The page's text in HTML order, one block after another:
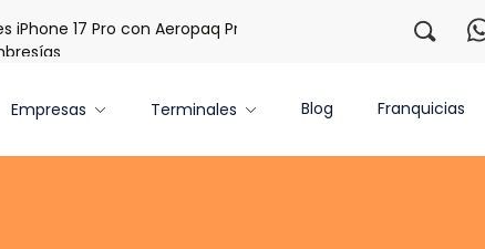
17 Pro con Aeropaq Prime ¡Regístrate con
Empresas Terminales Blog Franquicias